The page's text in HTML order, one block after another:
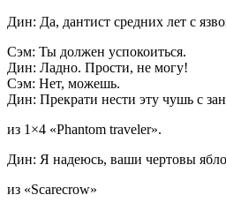
Дин: Да, дантист средних лет с
Сэм: Ты должен успокоиться.
Дин: Ладно. Прости, не могу!
Сэм: Нет, можешь.
Дин: Прекрати нести эту чушь с
из 1×4 «Phantom traveler».
Дин: Я надеюсь, ваши чертовы
из «Scarecrow»